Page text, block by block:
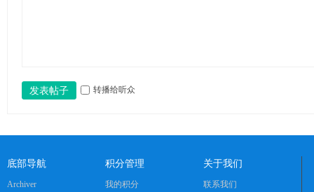
发表帖子 转播给听众
底部导航
Archiver
积分管理
我的积分
关于我们
联系我们